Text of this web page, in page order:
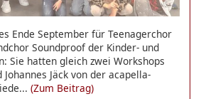
Ende September für Teenagerchor
Soundproof der Kinder- und
Sie hatten gleich zwei Workshops
Jäck von der acapella-
(Zum Beitrag)